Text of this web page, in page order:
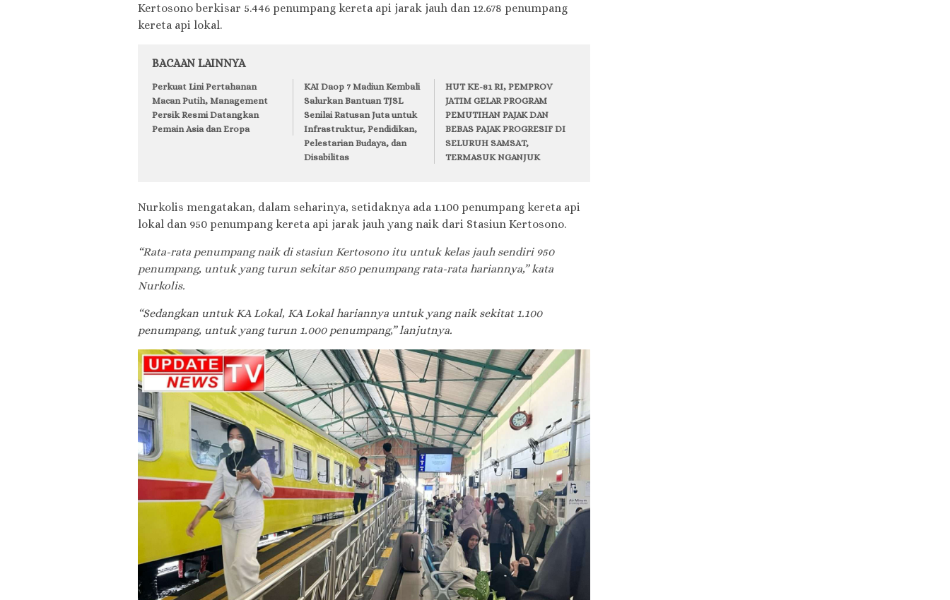
Kertosono berkisar 5.446 penumpang kereta api jarak jauh dan 12.678 penumpang
kereta api lokal.
BACAAN LAINNYA
Perkuat Lini Pertahanan
Macan Putih, Management
Persik Resmi Datangkan
Pemain Asia dan Eropa
KAI Daop 7 Madiun Kembali
Salurkan Bantuan TJSL
Senilai Ratusan Juta untuk
Infrastruktur, Pendidikan,
Pelestarian Budaya, dan
Disabilitas
HUT KE-81 RI, PEMPROV
JATIM GELAR PROGRAM
PEMUTIHAN PAJAK DAN
BEBAS PAJAK PROGRESIF DI
SELURUH SAMSAT,
TERMASUK NGANJUK
Nurkolis mengatakan, dalam seharinya, setidaknya ada 1.100 penumpang kereta api
lokal dan 950 penumpang kereta api jarak jauh yang naik dari Stasiun Kertosono.
“Rata-rata penumpang naik di stasiun Kertosono itu untuk kelas jauh sendiri 950
penumpang, untuk yang turun sekitar 850 penumpang rata-rata hariannya,” kata
Nurkolis.
“Sedangkan untuk KA Lokal, KA Lokal hariannya untuk yang naik sekitat 1.100
penumpang, untuk yang turun 1.000 penumpang,” lanjutnya.